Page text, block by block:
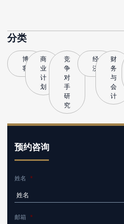
分类
博
客
商
业
计
划
竞
争
对
手
研
究
经
济
财
务
与
会
计
预约咨询
姓名 *
邮箱 *